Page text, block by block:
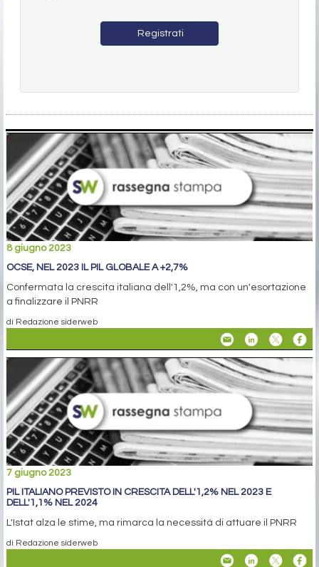
Registrati
8 giugno 2023
OCSE, NEL 2023 IL PIL GLOBALE A +2,7%
Confermata la crescita italiana dell'1,2%, ma con un'esortazione
a finalizzare il PNRR
di Redazione siderweb
7 giugno 2023
PIL ITALIANO PREVISTO IN CRESCITA DELL'1,2% NEL 2023 E
DELL'1,1% NEL 2024
L'Istat alza le stime, ma rimarca la necessità di attuare il PNRR
di Redazione siderweb